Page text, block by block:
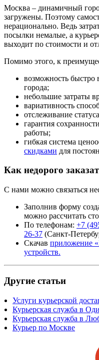
Москва – динамичный
загружены. Поэтому
нерационально. Ведь
посылки немалые, а
выходит по стоимости и
Помимо этого, к
возможность быстро
города;
небольшие затраты
вариативность
отслеживание
гарантия
работы;
гибкая система
скидками для
Как недорого
С нами можно связаться
Заполнив форму
можно рассчитать
По телефонам: +7
26-37 (Санкт-
Скачав приложение
устройств.
Другие статьи
Услуги курьерской
Курьерская служба в
Курьерская служба в
Курьер по Москве